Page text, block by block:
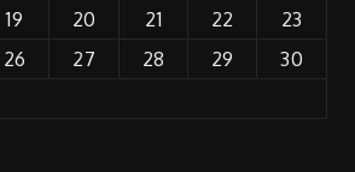
19 20 21 22
23
26 27 28 29
30